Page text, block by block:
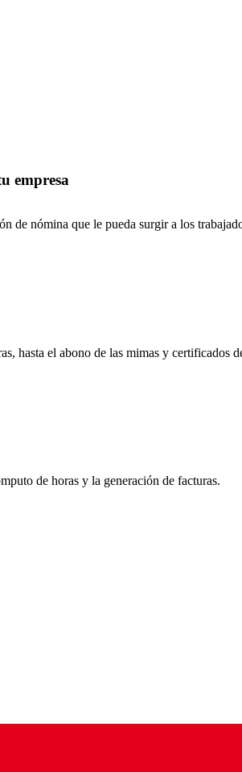
empresa
de nómina que le pueda surgir a los
hasta el abono de las mimas y certificados
de horas y la generación de facturas.